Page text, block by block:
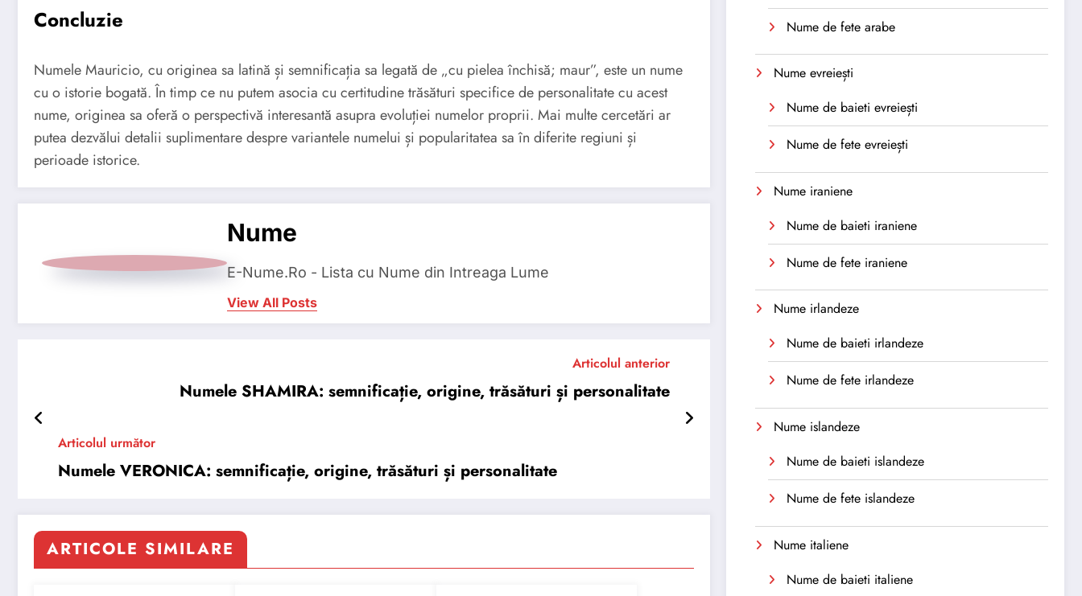
Concluzie
Numele Mauricio, cu originea sa latină și semnificația sa legată de „cu pielea închisă; maur”, este un nume
cu o istorie bogată. În timp ce nu putem asocia cu certitudine trăsături specifice de personalitate cu acest
nume, originea sa oferă o perspectivă interesantă asupra evoluției numelor proprii. Mai multe cercetări ar
putea dezvălui detalii suplimentare despre variantele numelui și popularitatea sa în diferite regiuni și
perioade istorice.
Nume
E-Nume.Ro - Lista cu Nume din Intreaga Lume
View All Posts
Articolul anterior
Numele SHAMIRA: semnificație, origine, trăsături și personalitate
Articolul următor
Numele VERONICA: semnificație, origine, trăsături și personalitate
ARTICOLE SIMILARE
Nume de fete arabe
Nume evreiești
Nume de baieti evreiești
Nume de fete evreiești
Nume iraniene
Nume de baieti iraniene
Nume de fete iraniene
Nume irlandeze
Nume de baieti irlandeze
Nume de fete irlandeze
Nume islandeze
Nume de baieti islandeze
Nume de fete islandeze
Nume italiene
Nume de baieti italiene